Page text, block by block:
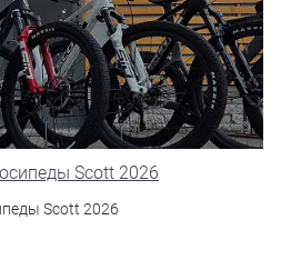
Scott 2026
Scott 2026